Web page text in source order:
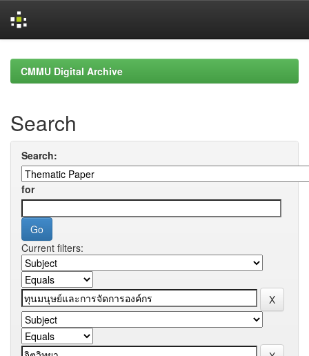
navigationCMMU Digital Archive
Search
Search:
for
Current filters: